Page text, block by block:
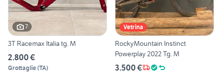
7
3T Racemax Italia tg. M
2.800 €
Grottaglie(TA)
Vetrina
RockyMountain Instinct
Powerplay 2022 Tg. M
3.500 €